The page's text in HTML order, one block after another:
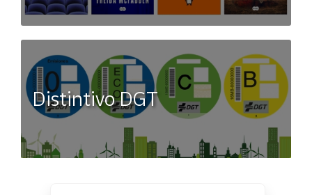
Distintivo DGT